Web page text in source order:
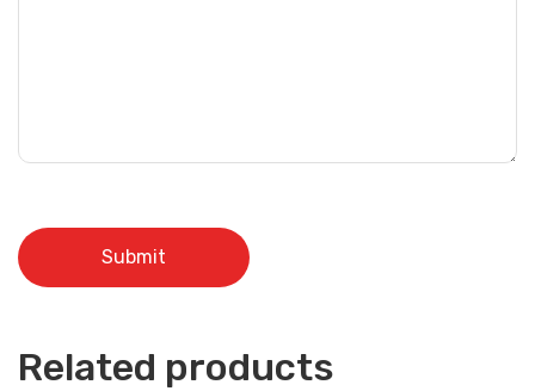
Related products